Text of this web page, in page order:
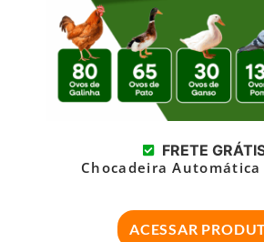
FRETE
Chocadeira Automática
ACESSAR